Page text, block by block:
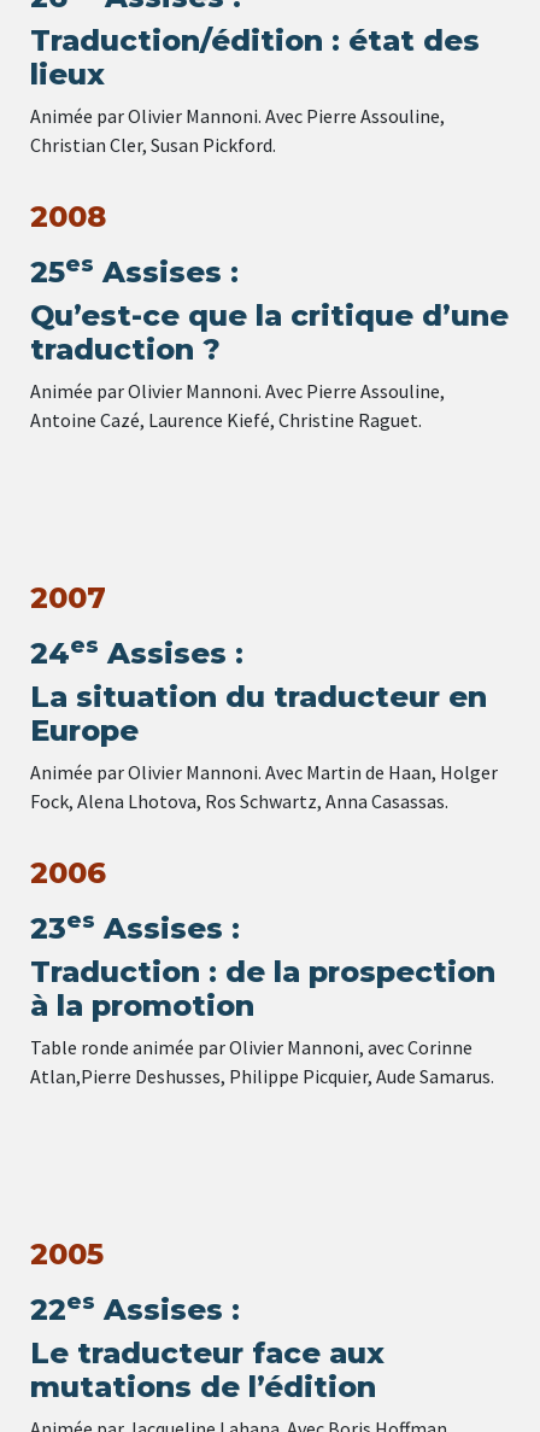
Traduction/édition : état des
lieux
Animée par Olivier Mannoni. Avec Pierre Assouline,
Christian Cler, Susan Pickford.
2008
25es Assises :
Qu’est-ce que la critique d’une
traduction ?
Animée par Olivier Mannoni. Avec Pierre Assouline,
Antoine Cazé, Laurence Kiefé, Christine Raguet.
2007
24es Assises :
La situation du traducteur en
Europe
Animée par Olivier Mannoni. Avec Martin de Haan, Holger
Fock, Alena Lhotova, Ros Schwartz, Anna Casassas.
2006
23es Assises :
Traduction : de la prospection
à la promotion
Table ronde animée par Olivier Mannoni, avec Corinne
Atlan,Pierre Deshusses, Philippe Picquier, Aude Samarus.
2005
22es Assises :
Le traducteur face aux
mutations de l’édition